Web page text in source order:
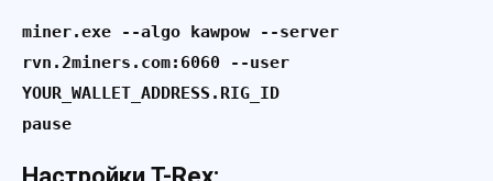
miner.exe --algo kawpow --server
rvn.2miners.com:6060 --user
YOUR_WALLET_ADDRESS.RIG_ID
pause